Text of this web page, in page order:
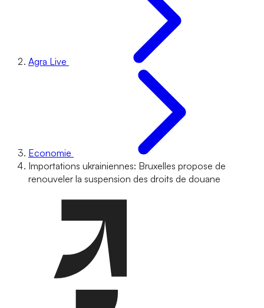
Agra Live
Economie
Importations ukrainiennes: Bruxelles propose de
renouveler la suspension des droits de douane